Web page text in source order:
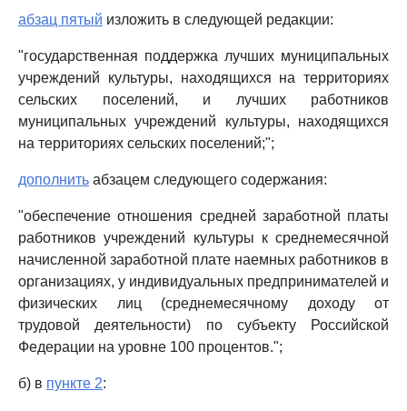
абзац пятый изложить в следующей редакции:
"государственная поддержка лучших муниципальных
учреждений культуры, находящихся на территориях
сельских поселений, и лучших работников
муниципальных учреждений культуры, находящихся
на территориях сельских поселений;";
дополнить абзацем следующего содержания:
"обеспечение отношения средней заработной платы
работников учреждений культуры к среднемесячной
начисленной заработной плате наемных работников в
организациях, у индивидуальных предпринимателей и
физических лиц (среднемесячному доходу от
трудовой деятельности) по субъекту Российской
Федерации на уровне 100 процентов.";
б) в пункте 2: